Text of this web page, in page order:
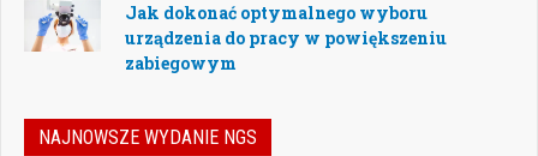
Jak dokonać optymalnego wyboru
urządzenia do pracy w powiększeniu
zabiegowym
NAJNOWSZE WYDANIE NGS